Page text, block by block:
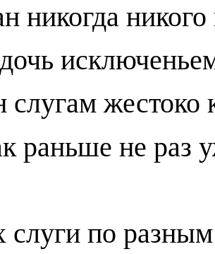
никогда
слугам жестоко
раньше не раз
слуги по